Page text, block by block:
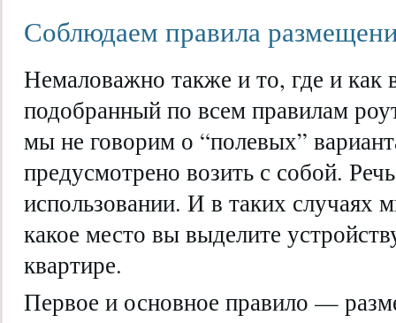
Соблюдаем правила
Немаловажно также и то, где и как
подобранный по всем правилам
мы не говорим о “полевых”
предусмотрено возить с собой.
использовании. И в таких случаях
какое место вы выделите
квартире.
Первое и основное правило —